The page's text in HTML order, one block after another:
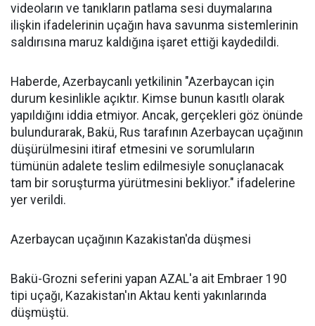
videoların ve tanıkların patlama sesi duymalarına
ilişkin ifadelerinin uçağın hava savunma sistemlerinin
saldırısına maruz kaldığına işaret ettiği kaydedildi.
Haberde, Azerbaycanlı yetkilinin "Azerbaycan için
durum kesinlikle açıktır. Kimse bunun kasıtlı olarak
yapıldığını iddia etmiyor. Ancak, gerçekleri göz önünde
bulundurarak, Bakü, Rus tarafının Azerbaycan uçağının
düşürülmesini itiraf etmesini ve sorumluların
tümünün adalete teslim edilmesiyle sonuçlanacak
tam bir soruşturma yürütmesini bekliyor." ifadelerine
yer verildi.
Azerbaycan uçağının Kazakistan'da düşmesi
Bakü-Grozni seferini yapan AZAL'a ait Embraer 190
tipi uçağı, Kazakistan'ın Aktau kenti yakınlarında
düşmüştü.